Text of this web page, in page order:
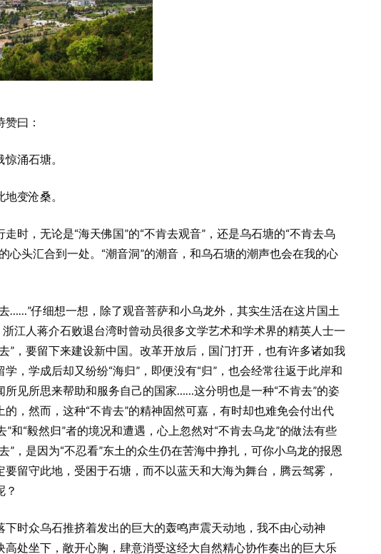
曰：
涌石塘。
变沧桑。
，无论是“海天佛国”的“不肯去观音”，还是乌石塘的“不肯去乌
心头汇合到一处。“潮音洞”的潮音，和乌石塘的潮声也会在我的心
仔细想一想，除了观音菩萨和小乌龙外，其实生活在这片国土
浙江人蒋介石败退台湾时曾动员很多文学艺术和学术界的精英人士一
”，要留下来建设新中国。改革开放后，国门打开，也有许多诸如我
，学成后却又纷纷“海归”，即便没有“归”，也会经常往返于此岸和
所见所思来帮助和服务自己的国家……这分明也是一种“不肯去”的姿
，然而，这种“不肯去”的精神固然可嘉，有时却也难免会付出代
”和“毅然归”者的境况和遭遇，心上忽然对“不肯去乌龙”的做法有些
”，是因为“不忍看”东土的众生仍在苦海中挣扎，可你小乌龙的报恩
留守此地，受困于石塘，而不以蓝天和大海为舞台，腾云驾雾，
？
时众乌石推挤着发出的巨大的轰鸣声震天动地，我不由心动神
高处坐下，敞开心胸，肆意消受这经大自然精心协作奏出的巨大乐